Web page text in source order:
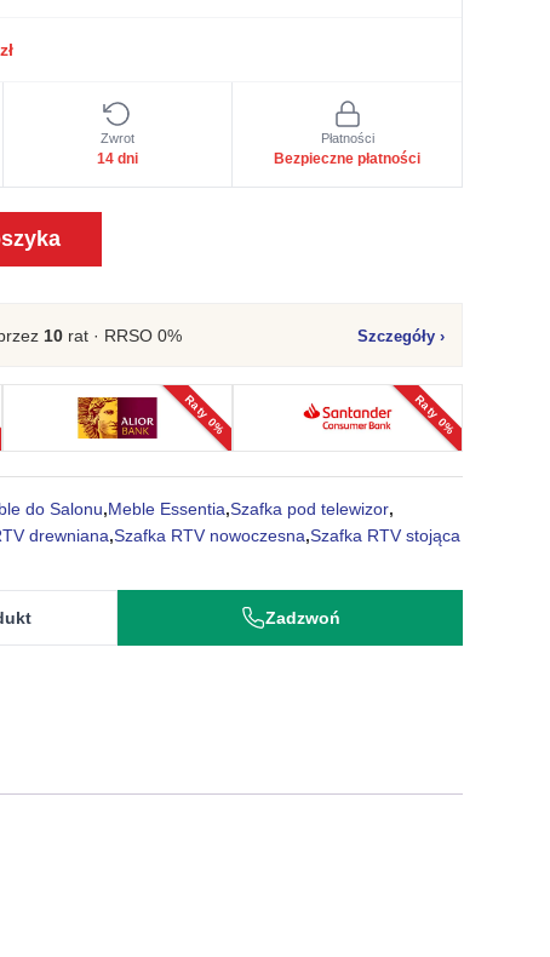
zł
Zwrot
14 dni
Płatności
Bezpieczne płatności
10 rat · RRSO 0% Szczegóły ›
Raty 0% Raty 0%
do Salonu,Meble Essentia,Szafka pod telewizor,
drewniana,Szafka RTV nowoczesna,Szafka RTV stojąca
Zadzwoń